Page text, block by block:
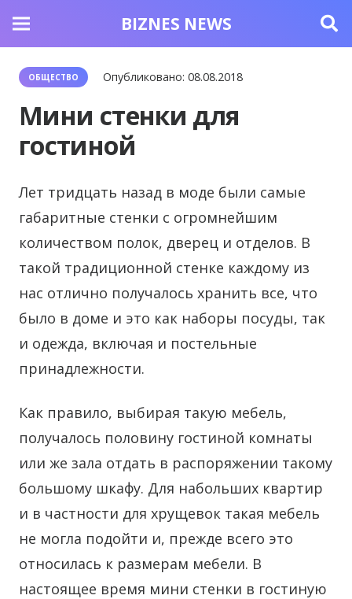
BIZNES NEWS
ОБЩЕСТВО Опубликовано:08.08.2018
Мини стенки для
гостиной
Лет тридцать назад в моде были самые
габаритные стенки с огромнейшим
количеством полок, дверец и отделов. В
такой традиционной стенке каждому из
нас отлично получалось хранить все, что
было в доме и это как наборы посуды, так
и одежда, включая и постельные
принадлежности.
Как правило, выбирая такую мебель,
получалось половину гостиной комнаты
или же зала отдать в распоряжении такому
большому шкафу. Для набольших квартир
и в частности для хрущевок такая мебель
не могла подойти и, прежде всего это
относилась к размерам мебели. В
настоящее время мини стенки в гостиную